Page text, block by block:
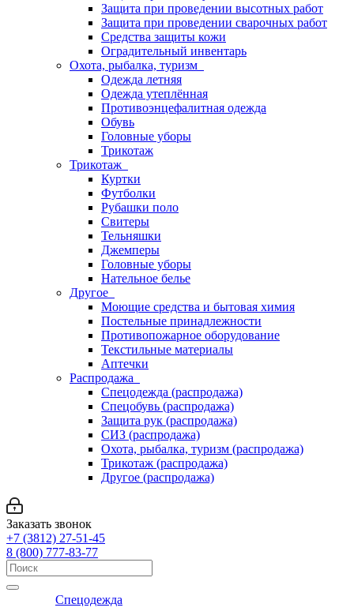
Защита при проведении высотных работ
Защита при проведении сварочных работ
Средства защиты кожи
Оградительный инвентарь
Охота, рыбалка, туризм
Одежда летняя
Одежда утеплённая
Противоэнцефалитная одежда
Обувь
Головные уборы
Трикотаж
Трикотаж
Куртки
Футболки
Рубашки поло
Свитеры
Тельняшки
Джемперы
Головные уборы
Нательное белье
Другое
Моющие средства и бытовая химия
Постельные принадлежности
Противопожарное оборудование
Текстильные материалы
Аптечки
Распродажа
Спецодежда (распродажа)
Спецобувь (распродажа)
Защита рук (распродажа)
СИЗ (распродажа)
Охота, рыбалка, туризм (распродажа)
Трикотаж (распродажа)
Другое (распродажа)
Заказать звонок
+7 (3812) 27-51-45
8 (800) 777-83-77
Спецодежда